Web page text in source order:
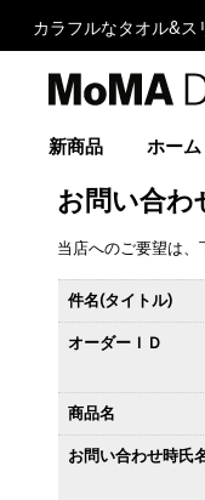
カラフルなタオル&ス
新商品 ホーム
お問い合わ
当店へのご要望は、
件名(タイトル)
オーダーＩＤ
商品名
お問い合わせ時氏